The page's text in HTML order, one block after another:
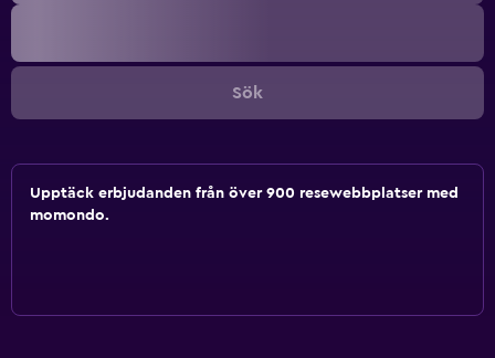
Sök
Upptäck erbjudanden från över 900 resewebbplatser med
momondo.